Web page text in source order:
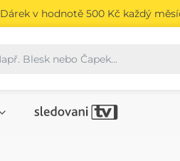
Dárek v hodnotě 500 Kč každý